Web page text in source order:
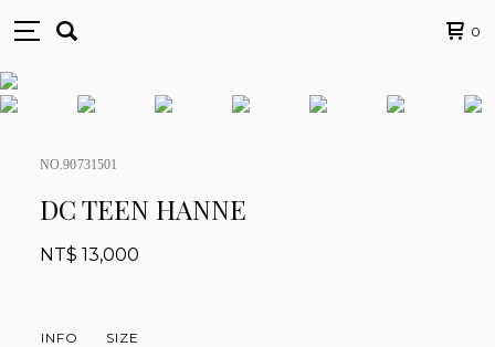
0
NO.90731501
DC TEEN HANNE
NT$ 13,000
INFO SIZE